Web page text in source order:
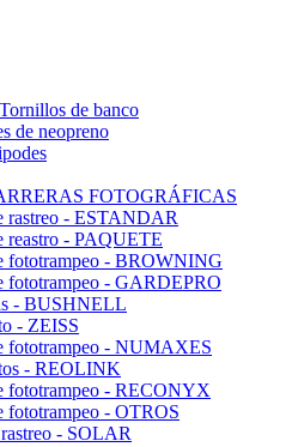
de banco
de neopreno
FOTOGRÁFICAS
rastreo - ESTANDAR
reastro - PAQUETE
fototrampeo - BROWNING
fototrampeo - GARDEPRO
- BUSHNELL
- ZEISS
fototrampeo - NUMAXES
- REOLINK
fototrampeo - RECONYX
fototrampeo - OTROS
- SOLAR